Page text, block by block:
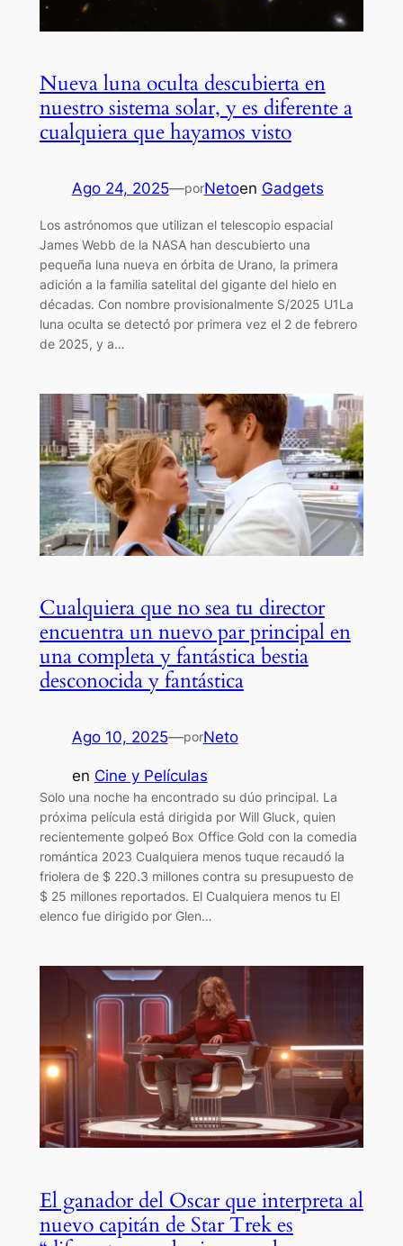
Nueva luna oculta descubierta en
nuestro sistema solar, y es diferente a
cualquiera que hayamos visto
Ago 24, 2025—porNetoen Gadgets
Los astrónomos que utilizan el telescopio espacial
James Webb de la NASA han descubierto una
pequeña luna nueva en órbita de Urano, la primera
adición a la familia satelital del gigante del hielo en
décadas. Con nombre provisionalmente S/2025 U1La
luna oculta se detectó por primera vez el 2 de febrero
de 2025, y a…
Cualquiera que no sea tu director
encuentra un nuevo par principal en
una completa y fantástica bestia
desconocida y fantástica
Ago 10, 2025—porNeto
en Cine y Películas
Solo una noche ha encontrado su dúo principal. La
próxima película está dirigida por Will Gluck, quien
recientemente golpeó Box Office Gold con la comedia
romántica 2023 Cualquiera menos tuque recaudó la
friolera de $ 220.3 millones contra su presupuesto de
$ 25 millones reportados. El Cualquiera menos tu El
elenco fue dirigido por Glen…
El ganador del Oscar que interpreta al
nuevo capitán de Star Trek es